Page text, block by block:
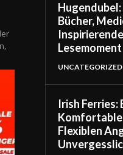
Bücher,
Lesemoment
UNCATEGORIZED
Irish Ferries:
Komfortable
Flexiblen